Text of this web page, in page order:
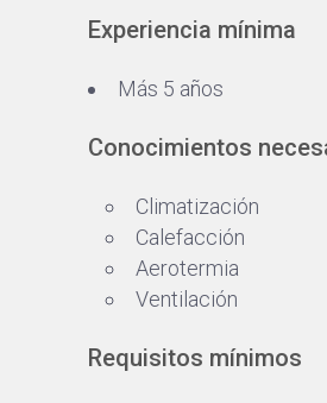
Experiencia mínima
Más 5 años
Conocimientos
Climatización
Calefacción
Aerotermia
Ventilación
Requisitos mínimos